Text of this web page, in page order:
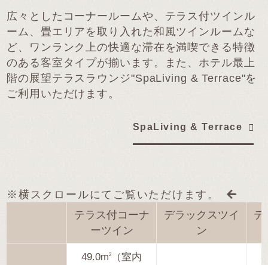
広々としたコーナールームや、テラス付ツインル
ーム、畳エリアを取り入れた和風ツインルームな
ど、
ワンランク上の快適な滞在を満喫できる特徴
のある客室タイプが揃います。
また、ホテル最上
階の展望テラスラウンジ"SpaLiving & Terrace"を
ご利用いただけます。
SpaLiving & Terrace
※横スクロールにてご覧いただけます。
テラス付コーナ
ーツイン
デラックスツイ
ン
テ
49.0m2
（室内